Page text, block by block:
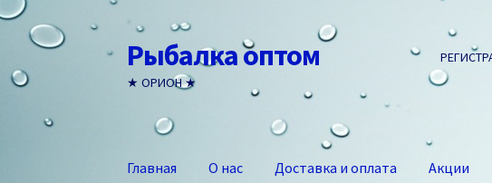
Перейти
к
навигации
Перейти
к
содержимому
Рыбалка оптом
★ ОРИОН ★
Главная О нас Доставка и оплата Акции